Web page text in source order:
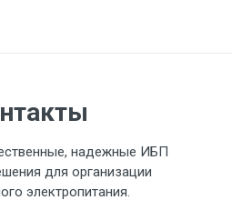
надежные ИБП
для организации
электропитания.